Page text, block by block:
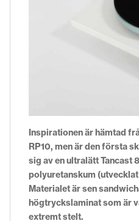
Inspirationen är hämtad
RP10, men är den första
sig av en ultralätt Tancast
polyuretanskum
Materialet är sen
högtryckslaminat som är
extremt stelt.